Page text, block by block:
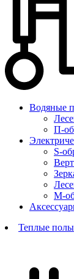
Водяные
П-
S-
М-
Теплые полы